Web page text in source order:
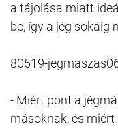
a tájolása miatt
be, így a jég sokáig
80519-
- Miért pont a
másoknak, és miért